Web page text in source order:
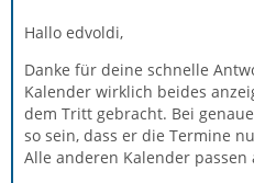
Hallo edvoldi,
Danke für deine schnelle
Kalender wirklich beides
dem Tritt gebracht. Bei
so sein, dass er die Termine
Alle anderen Kalender